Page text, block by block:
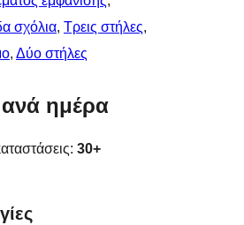
σχόλια, Τρεις στήλες
, Δύο στήλες
ημέρα
30+